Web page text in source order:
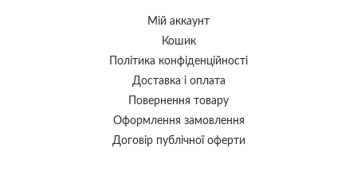
Мій аккаунт
Кошик
Політика конфіденційності
Доставка і оплата
Повернення товару
Оформлення замовлення
Договір публічної оферти